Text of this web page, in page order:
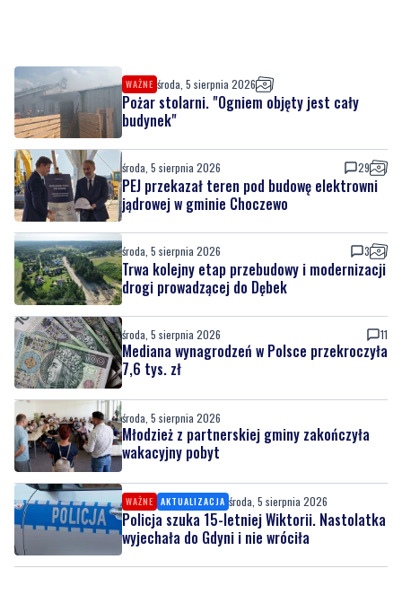
WAŻNE środa, 5 sierpnia 2026
Pożar stolarni. "Ogniem objęty jest cały
budynek"
środa, 5 sierpnia 2026 29
PEJ przekazał teren pod budowę elektrowni
jądrowej w gminie Choczewo
środa, 5 sierpnia 2026 3
Trwa kolejny etap przebudowy i modernizacji
drogi prowadzącej do Dębek
środa, 5 sierpnia 2026 11
Mediana wynagrodzeń w Polsce przekroczyła
7,6 tys. zł
środa, 5 sierpnia 2026
Młodzież z partnerskiej gminy zakończyła
wakacyjny pobyt
WAŻNE AKTUALIZACJA środa, 5 sierpnia 2026
Policja szuka 15-letniej Wiktorii. Nastolatka
wyjechała do Gdyni i nie wróciła